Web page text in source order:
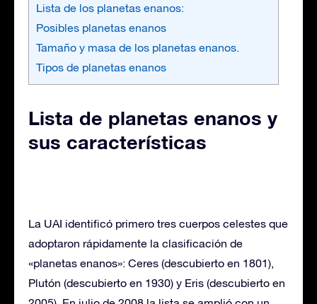
Lista de los planetas enanos:
Posibles planetas enanos
Tamaño y masa de los planetas enanos.
Tipos de planetas enanos
Lista de planetas enanos y
sus características
La UAI identificó primero tres cuerpos celestes que
adoptaron rápidamente la clasificación de
«planetas enanos»: Ceres (descubierto en 1801),
Plutón (descubierto en 1930) y Eris (descubierto en